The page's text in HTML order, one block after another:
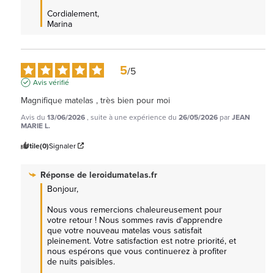
Cordialement,
Marina
5/5
Avis vérifié
Magnifique matelas , très bien pour moi
Avis du 13/06/2026, suite à une expérience du 26/05/2026 parJEAN
MARIE L.
Utile(0)Signaler
Réponse de leroidumatelas.fr
Bonjour,
Nous vous remercions chaleureusement pour
votre retour ! Nous sommes ravis d'apprendre
que votre nouveau matelas vous satisfait
pleinement. Votre satisfaction est notre priorité, et
nous espérons que vous continuerez à profiter
de nuits paisibles.